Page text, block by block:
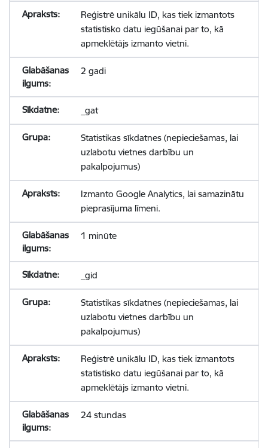
Reģistrē unikālu ID, kas tiek izmantots
statistisko datu iegūšanai par to, kā
apmeklētājs izmanto vietni.
2 gadi
_gat
Statistikas sīkdatnes (nepieciešamas, lai
uzlabotu vietnes darbību un
pakalpojumus)
Izmanto Google Analytics, lai samazinātu
pieprasījuma līmeni.
1 minūte
_gid
Statistikas sīkdatnes (nepieciešamas, lai
uzlabotu vietnes darbību un
pakalpojumus)
Reģistrē unikālu ID, kas tiek izmantots
statistisko datu iegūšanai par to, kā
apmeklētājs izmanto vietni.
24 stundas